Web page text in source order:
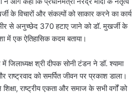
के विचारों और संकल्पों को साकार करने का कार्य
से अनुच्छेद 370 हटाए जाने को डॉ. मुखर्जी के
में एक ऐतिहासिक कदम बताया।
जिलाध्यक्ष श्री दीपक सोनी टंडन ने डॉ. श्यामा
राष्ट्रवाद को समर्पित जीवन पर प्रकाश डाला।
शिक्षा, राष्ट्रीय एकता और समाज के सभी वर्गों को